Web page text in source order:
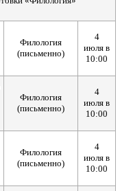
Филология
(письменно)
4
июля в
10:00
Филология
(письменно)
4
июля в
10:00
Филология
(письменно)
4
июля в
10:00